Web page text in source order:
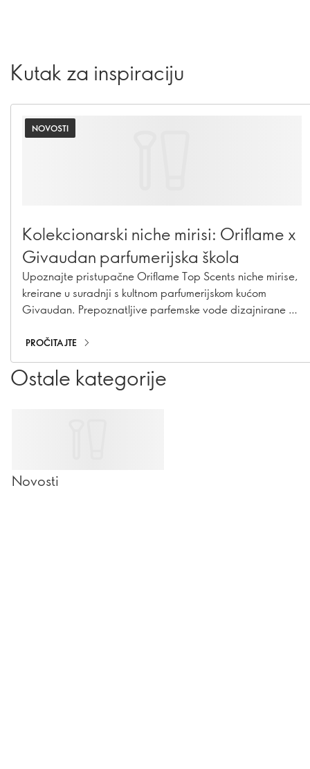
Kutak za inspiraciju
NOVOSTI
Kolekcionarski niche mirisi: Oriflame x
Givaudan parfumerijska škola
Upoznajte pristupačne Oriflame Top Scents niche mirise,
kreirane u suradnji s kultnom parfumerijskom kućom
Givaudan. Prepoznatljive parfemske vode dizajnirane za
PROČITAJTE
Ostale kategorije
Novosti